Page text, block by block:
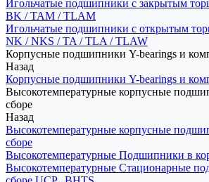
Игольчатые подшипники с закрытым
BK / TAM / TLAM
Игольчатые подшипники с открытым
NK / NKS / TA / TLA / TLAW
Корпусные подшипники Y-bearings и
Назад
Корпусные подшипники Y-bearings и
Высокотемпературные корпусные
сборе
Назад
Высокотемпературные корпусные
сборе
Высокотемпературные Подшипники в
Высокотемпературные Стационарные